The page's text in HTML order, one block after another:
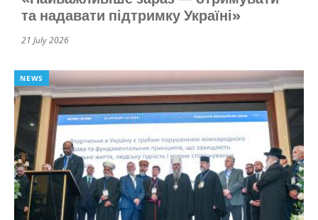
та надавати підтримку Україні»
21 July 2026
NEWS